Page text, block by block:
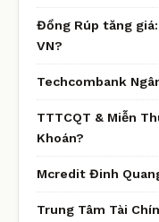
Đồng Rúp tăng
VN?
Techcombank
TTTCQT & Miễn
Khoán?
Mcredit Đinh
Trung Tâm Tài